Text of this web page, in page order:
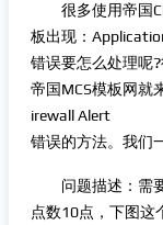
很多使用帝国
板出现：
错误要怎么处理呢
帝国MCS模板网就
irewall Alert
错误的方法。我们
问题描述：需要
点数10点，下图这